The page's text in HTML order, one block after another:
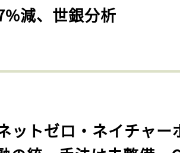
減、世銀分析
ットゼロ・ネイチャー